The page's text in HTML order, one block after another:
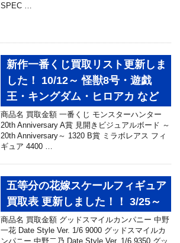
SPEC …
新作一番くじ買取リスト更新しま
した！ 10/12～ 怪獣8号・遊戯
王・キングダム・ヒロアカ など
商品名 買取金額 一番くじ モンスターハンター
20th Anniversary A賞 見開きビジュアルボード ～
20th Anniversary～ 1320 B賞 ミラボレアス フィ
ギュア 4400 …
五等分の花嫁スケールフィギュア
買取表 更新しました！！ 3/25～
商品名 買取金額 グッドスマイルカンパニー 中野
一花 Date Style Ver. 1/6 9000 グッドスマイルカ
ンパニー 中野二乃 Date Style Ver. 1/6 9350 グッ